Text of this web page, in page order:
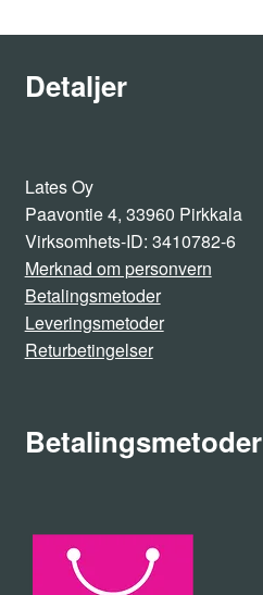
Detaljer
Lates Oy
Paavontie 4, 33960 Pirkkala
Virksomhets-ID: 3410782-6
Merknad om personvern
Betalingsmetoder
Leveringsmetoder
Returbetingelser
Betalingsmetoder